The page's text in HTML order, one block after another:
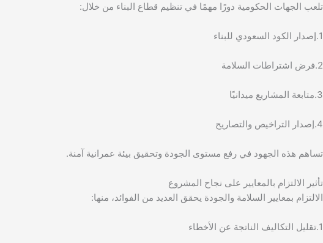
تلعب الجهات الحكومية دورًا مهمًا في تنظيم قطاع البناء من خلال:
1.إصدار الكود السعودي للبناء
2.فرض اشتراطات السلامة
3.متابعة المشاريع ميدانيًا
4.إصدار التراخيص والتصاريح
تساهم هذه الجهود في رفع مستوى الجودة وتحقيق بيئة عمرانية آمنة.
تأثير الالتزام بالمعايير على نجاح المشروع
الالتزام بمعايير السلامة والجودة يحقق العديد من الفوائد، منها:
1.تقليل التكاليف الناتجة عن الأخطاء